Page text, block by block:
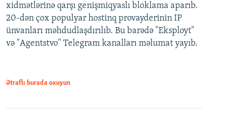
xidmətlərinə qarşı genişmiqyaslı bloklama aparıb.
20-dən çox populyar hostinq provayderinin IP
ünvanları məhdudlaşdırılıb. Bu barədə "Eksployt"
və "Agentstvo" Telegram kanalları məlumat yayıb.
Ətraflı burada oxuyun